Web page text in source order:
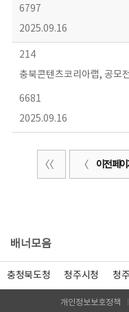
6797
2025.09.16
214
충북콘텐츠코리아랩, 공모
6681
2025.09.16
이전 페이
배너모음
충청북도청 청주시청 청
개인정보보호정책